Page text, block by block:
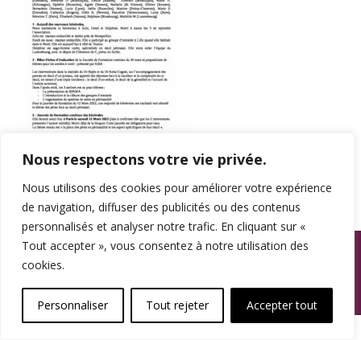
Nous respectons votre vie privée.
Nous utilisons des cookies pour améliorer votre expérience
de navigation, diffuser des publicités ou des contenus
personnalisés et analyser notre trafic. En cliquant sur «
Tout accepter », vous consentez à notre utilisation des
cookies.
Personnaliser Tout rejeter Accepter tout
© SPAMA 2014 - 2026. Tous droits réservés.
Une réalisation